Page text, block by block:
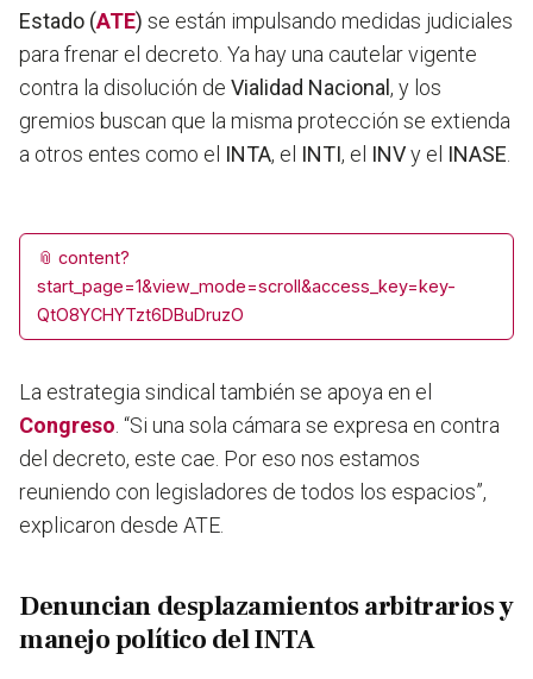
Estado (ATE) se están impulsando medidas judiciales
para frenar el decreto. Ya hay una cautelar vigente
contra la disolución de Vialidad Nacional, y los
gremios buscan que la misma protección se extienda
a otros entes como el INTA, el INTI, el INVy el INASE
📎 content?
start_page=1&view_mode=scroll&access_key=key-
QtO8YCHYTzt6DBuDruzO
La estrategia sindical también se apoya en el
Congreso . “Si una sola cámara se expresa en contra
del decreto, este cae. Por eso nos estamos
reuniendo con legisladores de todos los espacios”,
explicaron desde ATE.
Denuncian desplazamientos arbitrarios y
manejo político del INTA